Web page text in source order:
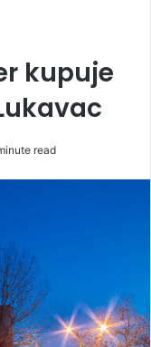
kupuje
read